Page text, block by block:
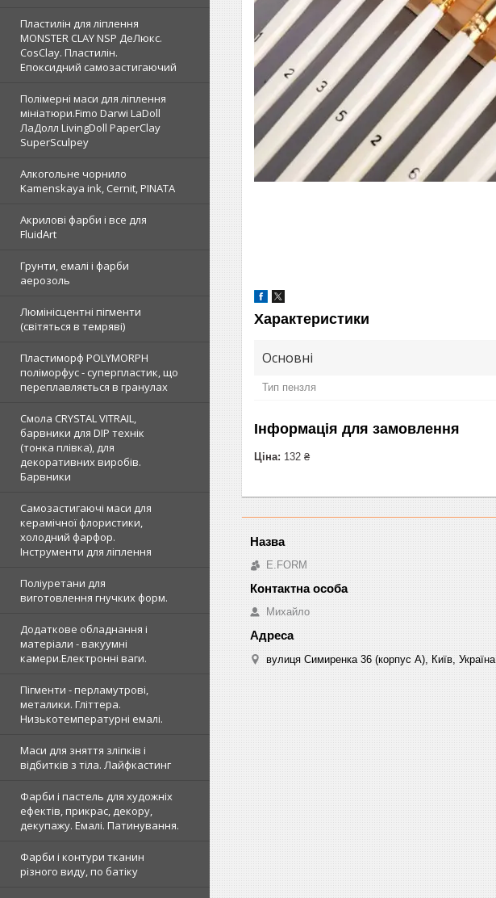
Пластилін для ліплення
MONSTER CLAY NSP ДеЛюкс.
CosClay. Пластилін.
Епоксидний самозастигаючий
Полімерні маси для ліплення
мініатюри.Fimo Darwi LaDoll
ЛаДолл LivingDoll PaperClay
SuperSculpey
Алкогольне чорнило
Kamenskaya ink, Cernit, PINATA
Акрилові фарби і все для
FluidArt
Грунти, емалі і фарби
аерозоль
Люмінісцентні пігменти
(світяться в темряві)
Пластиморф POLYMORPH
поліморфус - суперпластик, що
переплавляється в гранулах
Смола CRYSTAL VITRAIL,
барвники для DIP технік
(тонка плівка), для
декоративних виробів.
Барвники
Самозастигаючі маси для
керамічної флористики,
холодний фарфор.
Інструменти для ліплення
Поліуретани для
виготовлення гнучких форм.
Додаткове обладнання і
матеріали - вакуумні
камери.Електронні ваги.
Пігменти - перламутрові,
металики. Гліттера.
Низькотемпературні емалі.
Маси для зняття зліпків і
відбитків з тіла. Лайфкастинг
Фарби і пастель для художніх
ефектів, прикрас, декору,
декупажу. Емалі. Патинування.
Фарби і контури тканин
різного виду, по батіку
Характеристики
Основні
Тип пензля
Інформація для замовлення
Ціна: 132 ₴
E.FORM
Михайло
вулиця Симиренка 36 (корпус А), Київ, Україна